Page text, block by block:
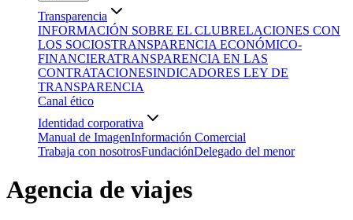
Transparencia
INFORMACIÓN SOBRE EL CLUBRELACIONES CON
LOS SOCIOSTRANSPARENCIA ECONÓMICO-
FINANCIERATRANSPARENCIA EN LAS
CONTRATACIONESINDICADORES LEY DE
TRANSPARENCIA
Canal ético
Identidad corporativa
Manual de ImagenInformación Comercial
Trabaja con nosotrosFundaciónDelegado del menor
Agencia de viajes